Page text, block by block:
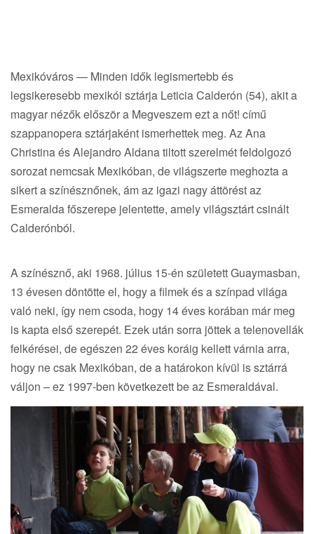
Mexikóváros — Minden idők legismertebb és
legsikeresebb mexikói sztárja Leticia Calderón (54), akit a
magyar nézők először a Megveszem ezt a nőt! című
szappanopera sztárjaként ismerhettek meg. Az Ana
Christina és Alejandro Aldana tiltott szerelmét feldolgozó
sorozat nemcsak Mexikóban, de világszerte meghozta a
sikert a színésznőnek, ám az igazi nagy áttörést az
Esmeralda főszerepe jelentette, amely világsztárt csinált
Calderónból.
A színésznő, aki 1968. július 15-én született Guaymasban,
13 évesen döntötte el, hogy a filmek és a színpad világa
való neki, így nem csoda, hogy 14 éves korában már meg
is kapta első szerepét. Ezek után sorra jöttek a telenovellák
felkérései, de egészen 22 éves koráig kellett várnia arra,
hogy ne csak Mexikóban, de a határokon kívül is sztárrá
váljon – ez 1997-ben következett be az Esmeraldával.